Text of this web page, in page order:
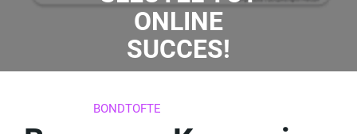
ONLINE
SUCCES!
BONDTOFTE
15 TAGS